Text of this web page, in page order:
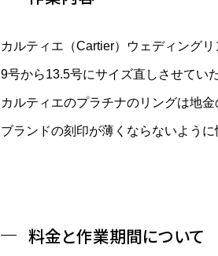
カルティエ（Cartier）ウェディング
9号から13.5号にサイズ直しさせてい
カルティエのプラチナのリングは地
ブランドの刻印が薄くならないよう
料金と作業期間について